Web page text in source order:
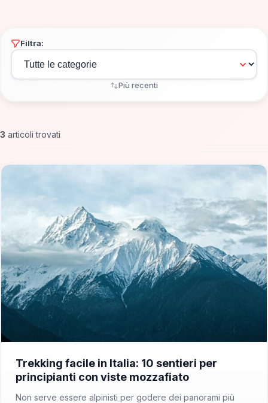
Filtra:
Più recenti
3 articoli trovati
Trekking facile in Italia: 10 sentieri per
principianti con viste mozzafiato
Non serve essere alpinisti per godere dei panorami più